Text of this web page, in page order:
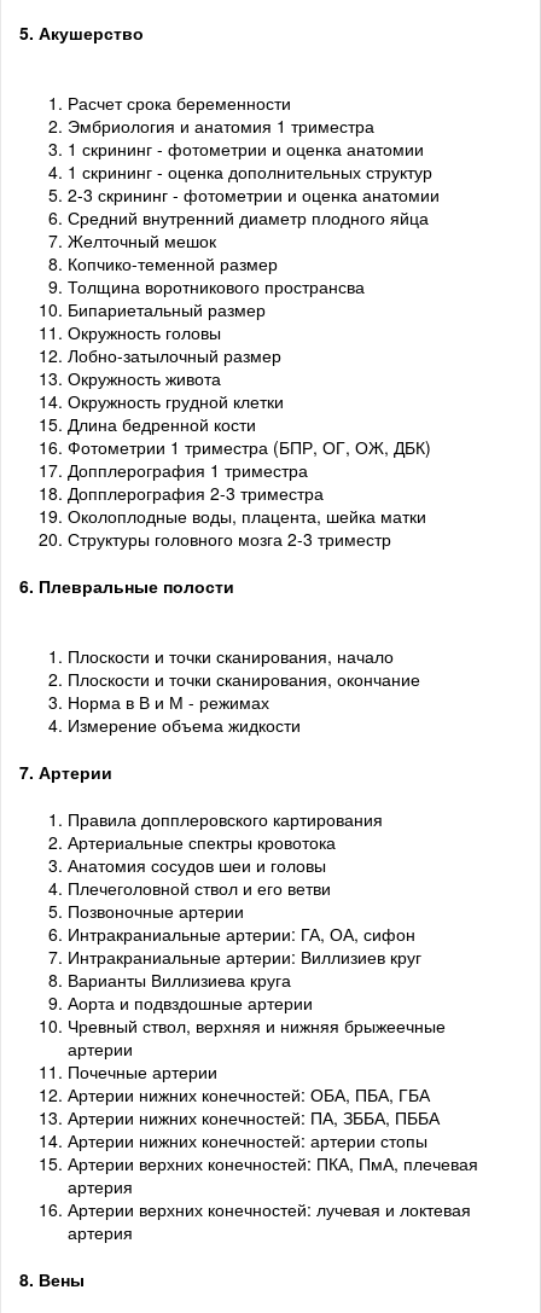
5. Акушерство
Расчет срока беременности
Эмбриология и анатомия 1 триместра
1 скрининг - фотометрии и оценка анатомии
1 скрининг - оценка дополнительных структур
2-3 скрининг - фотометрии и оценка анатомии
Средний внутренний диаметр плодного яйца
Желточный мешок
Копчико-теменной размер
Толщина воротникового пространсва
Бипариетальный размер
Окружность головы
Лобно-затылочный размер
Окружность живота
Окружность грудной клетки
Длина бедренной кости
Фотометрии 1 триместра (БПР, ОГ, ОЖ, ДБК)
Допплерография 1 триместра
Допплерография 2-3 триместра
Околоплодные воды, плацента, шейка матки
Структуры головного мозга 2-3 триместр
6. Плевральные полости
Плоскости и точки сканирования, начало
Плоскости и точки сканирования, окончание
Норма в В и М - режимах
Измерение объема жидкости
7. Артерии
Правила допплеровского картирования
Артериальные спектры кровотока
Анатомия сосудов шеи и головы
Плечеголовной ствол и его ветви
Позвоночные артерии
Интракраниальные артерии: ГА, ОА, сифон
Интракраниальные артерии: Виллизиев круг
Варианты Виллизиева круга
Аорта и подвздошные артерии
Чревный ствол, верхняя и нижняя брыжеечные
артерии
Почечные артерии
Артерии нижних конечностей: ОБА, ПБА, ГБА
Артерии нижних конечностей: ПА, ЗББА, ПББА
Артерии нижних конечностей: артерии стопы
Артерии верхних конечностей: ПКА, ПмА, плечевая
артерия
Артерии верхних конечностей: лучевая и локтевая
артерия
8. Вены